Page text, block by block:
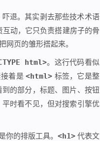
吓退。其实剥去那些技术术语
动，它只负责搭建房子的骨
网页的雏形搭起来。
html>。这行代码看似
接着是<html> 标签，它是整
的部分，标题、图片、按钮
时看不见，但对搜索引擎优
你的排版工具。 <h1>代表文